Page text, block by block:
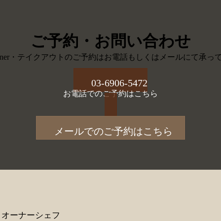
ご予約・お問い合わせ
・テイクアウトのご予約はお電話もしくはメールにて承っ
03-6906-5472
お電話でのご予約はこちら
メールでのご予約はこちら
オーナーシェフ